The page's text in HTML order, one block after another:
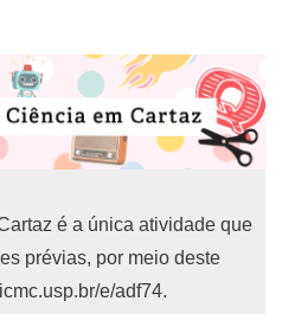
é a única atividade que
prévias, por meio deste
e/adf74.